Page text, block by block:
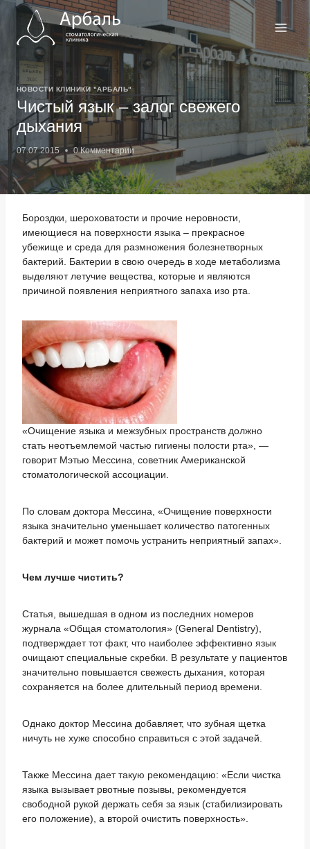
Перейти
содержимому
НОВОСТИ КЛИНИКИ "АРБАЛЬ"
Чистый язык – залог свежего
дыхания
07.07.2015 0 Комментарии
Бороздки, шероховатости и прочие неровности,
имеющиеся на поверхности языка – прекрасное
убежище и среда для размножения болезнетворных
бактерий. Бактерии в свою очередь в ходе метаболизма
выделяют летучие вещества, которые и являются
причиной появления неприятного запаха изо рта.
«Очищение языка и межзубных пространств должно
стать неотъемлемой частью гигиены полости рта», —
говорит Мэтью Мессина, советник Американской
стоматологической ассоциации.
По словам доктора Мессина, «Очищение поверхности
языка значительно уменьшает количество патогенных
бактерий и может помочь устранить неприятный запах».
Чем лучше чистить?
Статья, вышедшая в одном из последних номеров
журнала «Общая стоматология» (General Dentistry),
подтверждает тот факт, что наиболее эффективно язык
очищают специальные скребки. В результате у пациентов
значительно повышается свежесть дыхания, которая
сохраняется на более длительный период времени.
Однако доктор Мессина добавляет, что зубная щетка
ничуть не хуже способно справиться с этой задачей.
Также Мессина дает такую рекомендацию: «Если чистка
языка вызывает рвотные позывы, рекомендуется
свободной рукой держать себя за язык (стабилизировать
его положение), а второй очистить поверхность».